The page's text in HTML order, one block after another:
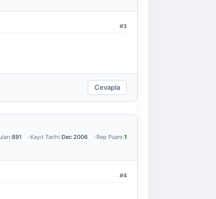
#3
Cevapla
891 Kayıt Tarihi:Dec 2006 Rep Puanı:1
#4